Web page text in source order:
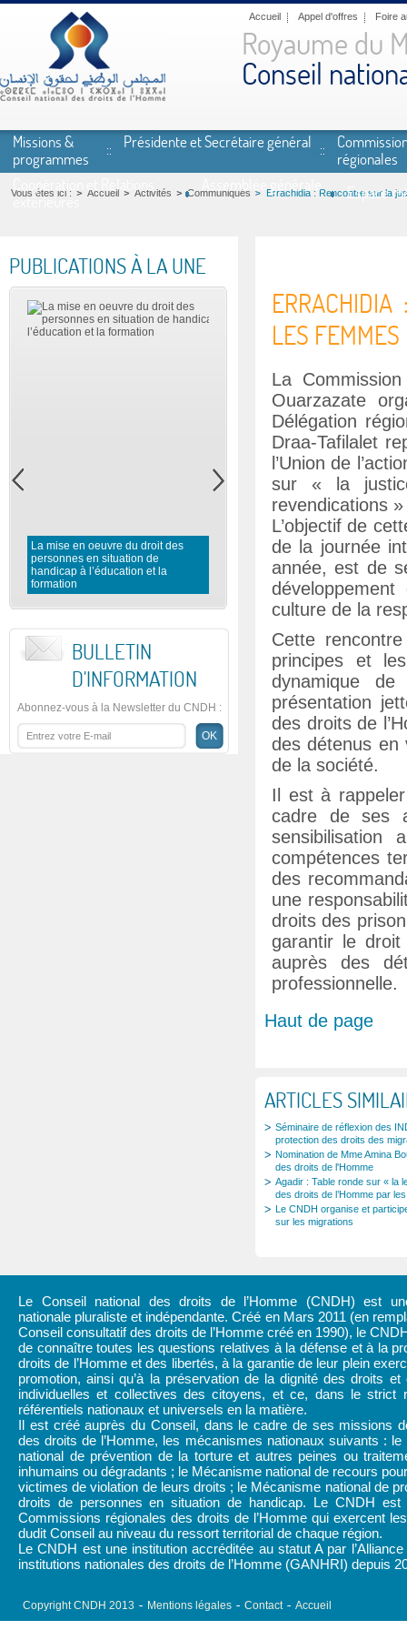
Aller au contenu principal
Accueil Appel d'offres Foire
Royaume du
Conseil
Missions &
programmes
Présidente et Secrétaire général
régionales
Coopération et Relations
extérieures
Espace
Vous êtes ici : Accueil Activités Communiqués Errachidia : Rencontre sur la
PUBLICATIONS À LA UNE
La mise en oeuvre du droit des
personnes en situation de
handicap à l’éducation et la
formation
Rapport préliminaire du CNDH
l’observation des élections
législatives 2016
BULLETIN
D'INFORMATION
Abonnez-vous à la Newsletter du CNDH :
LES FEMMES
La
Ouarzazate
Délégation
Draa-Tafilalet
l’Union de
sur « la
revendications
L’objectif de
de la journée
année, est de
culture de la
Cette
principes et
dynamique
présentation
des droits de
des détenus en
de la société.
Il est à
cadre de ses
sensibilisation
compétences
des
une
droits des
garantir le droit
auprès des
professionnelle.
Haut de page
ARTICLES
Séminaire de réflexion des
protection des droits des
Nomination de Mme Amina
des droits de l'Homme
Agadir : Table ronde sur « la
des droits de l’Homme par
Le CNDH organise et
sur les migrations
Le Conseil national des droits de l’Homme (CNDH) est
nationale pluraliste et indépendante. Créé en Mars 2011 (en
Conseil consultatif des droits de l’Homme créé en 1990), le
de connaître toutes les questions relatives à la défense et à la
droits de l’Homme et des libertés, à la garantie de leur plein
promotion, ainsi qu’à la préservation de la dignité des droits et
individuelles et collectives des citoyens, et ce, dans le strict
référentiels nationaux et universels en la matière.
Il est créé auprès du Conseil, dans le cadre de ses missions
des droits de l’Homme, les mécanismes nationaux suivants : le
national de prévention de la torture et autres peines ou
inhumains ou dégradants ; le Mécanisme national de recours
victimes de violation de leurs droits ; le Mécanisme national de
droits de personnes en situation de handicap. Le CNDH est
Commissions régionales des droits de l’Homme qui exercent
dudit Conseil au niveau du ressort territorial de chaque région.
Le CNDH est une institution accréditée au statut A par
institutions nationales des droits de l’Homme (GANHRI) depuis
Copyright CNDH 2013 Mentions légales Contact Accueil